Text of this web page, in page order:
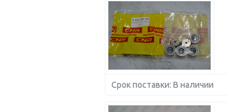
Срок поставки: В наличии